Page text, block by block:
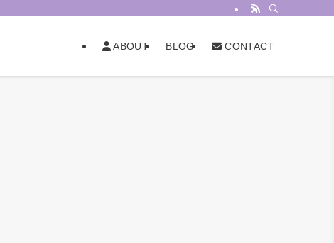
ABOUT BLOG CONTACT